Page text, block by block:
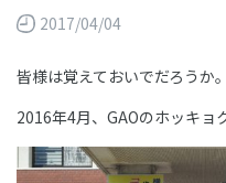
2017/04/04
皆様は覚えておいでだろうか。
2016年4月、GAOのホッキョ